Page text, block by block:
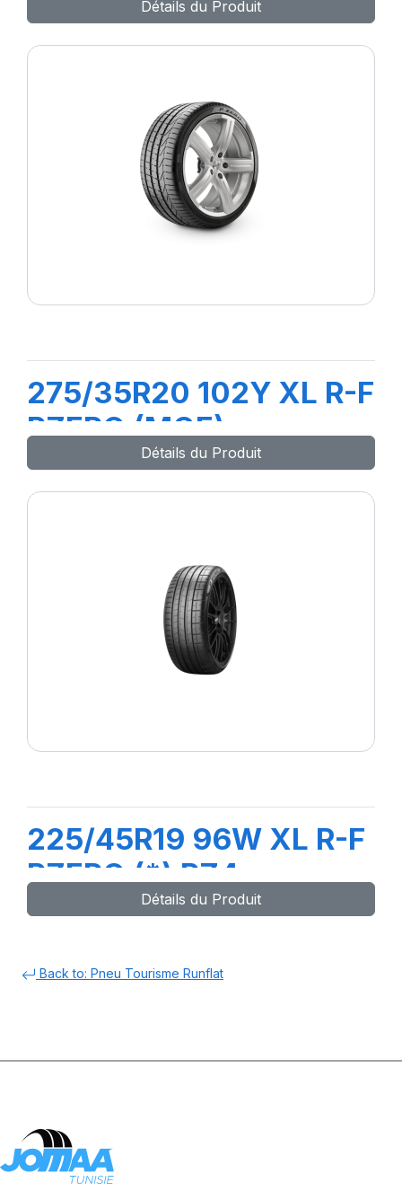
Détails du Produit
275/35R20 102Y XL R-F
PZERO (MOE)
Détails du Produit
225/45R19 96W XL R-F
PZERO (*) PZ4
Détails du Produit
Back to: Pneu Tourisme Runflat